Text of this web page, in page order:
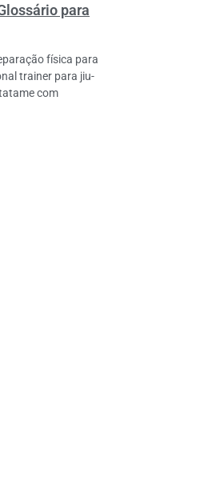
para
física para
trainer para jiu-
com